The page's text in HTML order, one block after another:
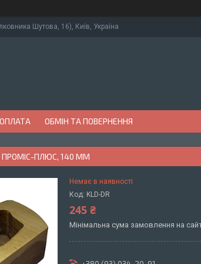
Шутова, 16), Київ, Україна
ОБМІН ТА ПОВЕРНЕННЯ
ПРОМІС-ПЛЮС, 140 ММ
Немає в наявності
Код: KLD-DR
245 ₴
Мінімальна сума замовлення на